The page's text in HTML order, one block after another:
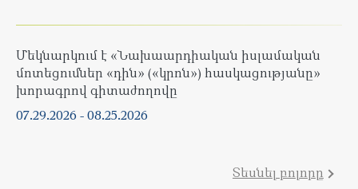
Մեկնարկում է «Նախաարդիական իսլամական
մոտեցումներ «դին» («կրոն») հասկացությանը»
խորագրով գիտաժողովը
07.29.2026 -08.25.2026
Տեսնել բոլորը